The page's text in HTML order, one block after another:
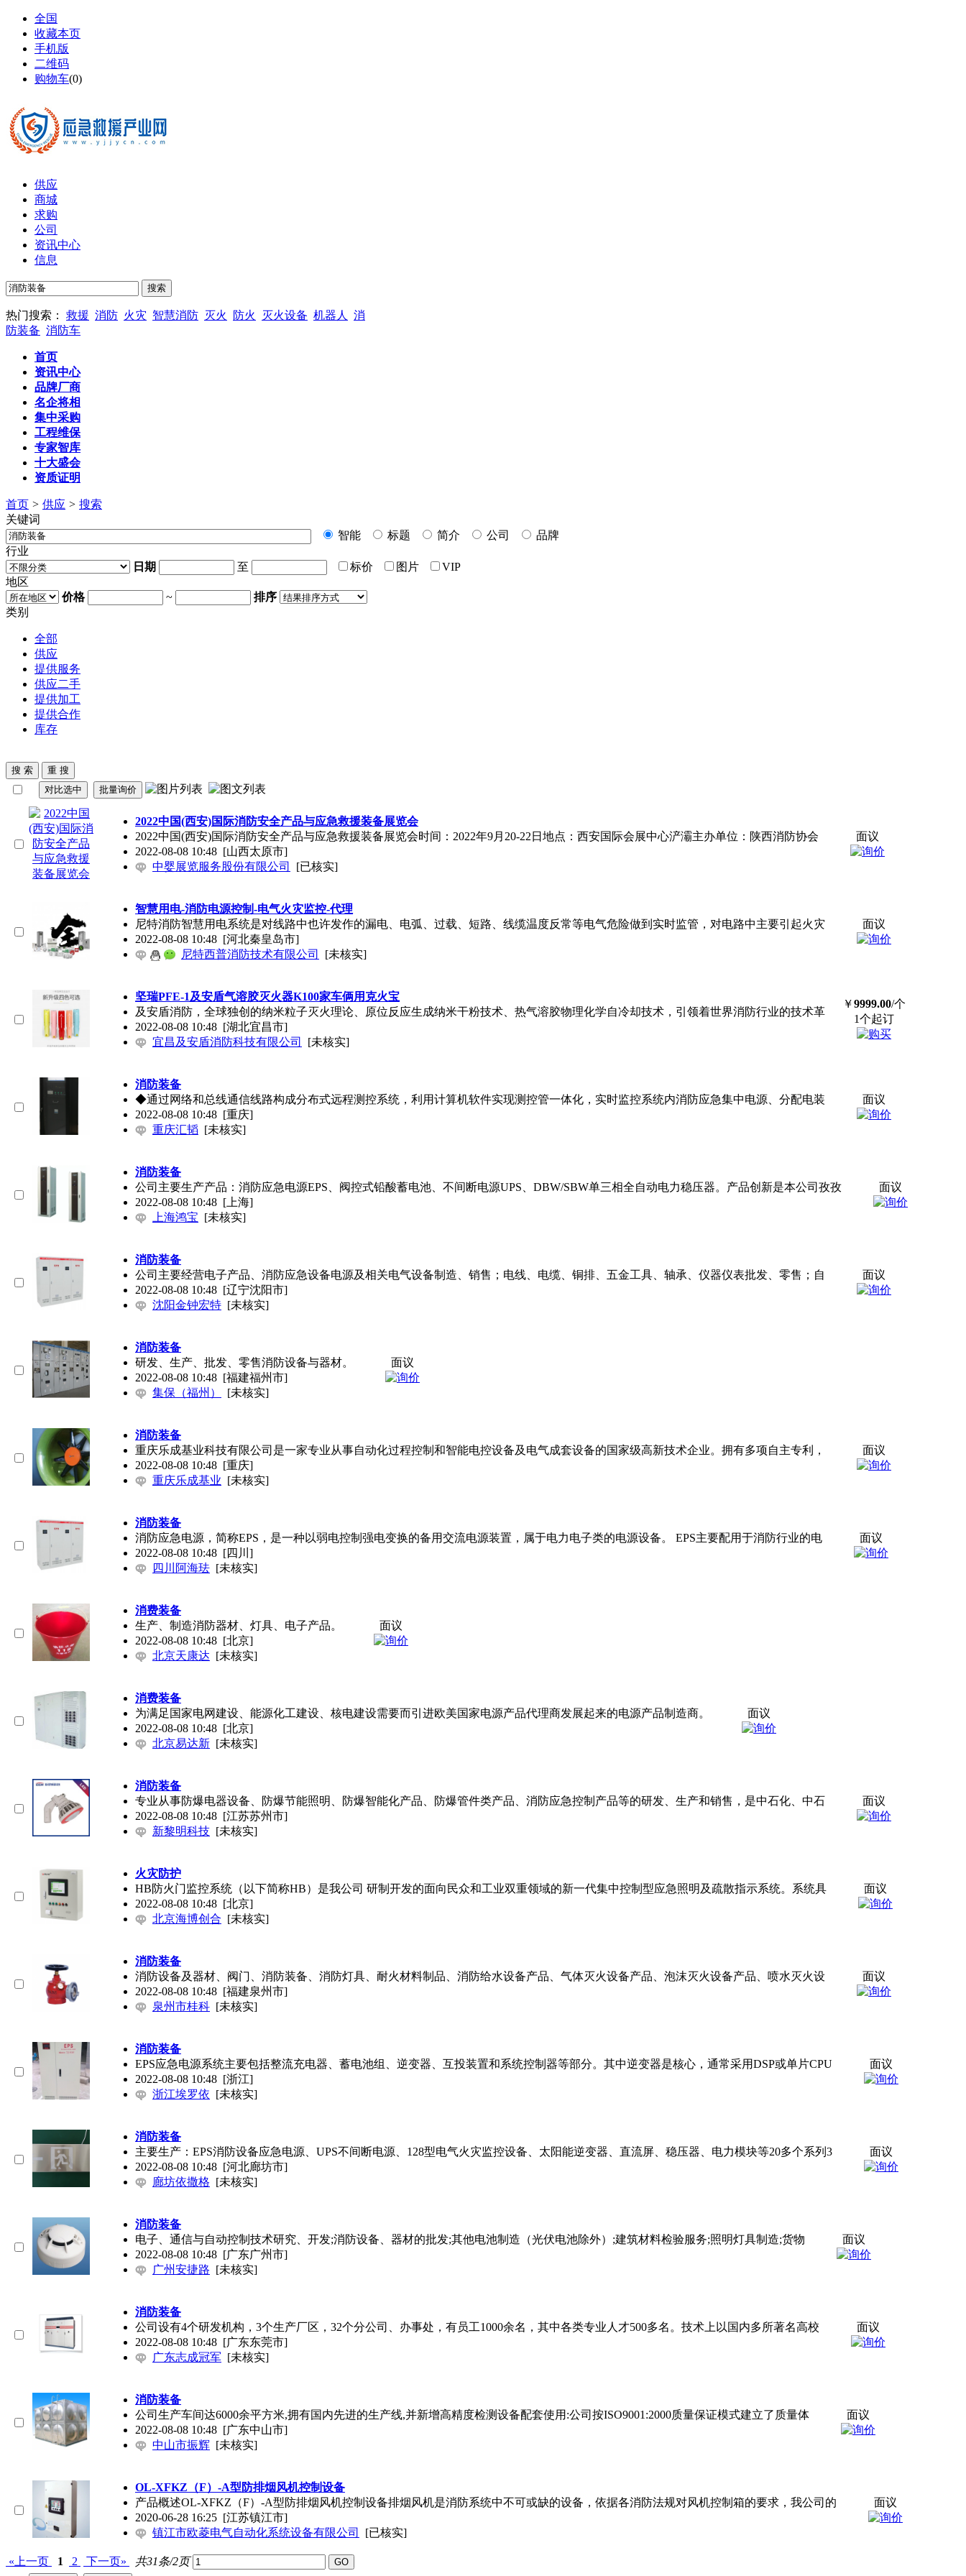
全国
收藏本页
手机版
二维码
购物车(0)
供应
商城
求购
公司
资讯中心
信息
热门搜索： 救援 消防 火灾 智慧消防 灭火 防火 灭火设备 机器人
消
防装备 消防车
首页
资讯中心
品牌厂商
名企将相
集中采购
工程维保
专家智库
十大盛会
资质证明
首页 > 供应 > 搜索
关键词
智能
标题 简介 公司
品牌
行业
日期
至 标价 图片
VIP
地区
价格
~
排序
类别
全部
供应
提供服务
供应二手
提供加工
提供合作
库存
2022中国(西安)国际消防安全产品与应急救援装备展览会
2022中国(西安)国际消防安全产品与应急救援装备展览会时间：2022年9月20-22日地点：西安国际会展中心浐灞主办单位：陕西消防协会
2022-08-08 10:48 [山西太原市]
中婴展览服务股份有限公司
[已核实]
面议
智慧用电-消防电源控制-电气火灾监控-代理
尼特消防智慧用电系统是对线路中也许发作的漏电、电弧、过载、短路、线缆温度反常等电气危险做到实时监管，对电路中主要引起火灾
2022-08-08 10:48 [河北秦皇岛市]
尼特西普消防技术有限公司
[未核实]
面议
坚瑞PFE-1及安盾气溶胶灭火器K100家车俩用克火宝
及安盾消防，全球独创的纳米粒子灭火理论、原位反应生成纳米干粉技术、热气溶胶物理化学自冷却技术，引领着世界消防行业的技术革
2022-08-08 10:48 [湖北宜昌市]
宜昌及安盾消防科技有限公司
[未核实]
￥9999.00/个
1个起订
消防装备
◆通过网络和总线通信线路构成分布式远程测控系统，利用计算机软件实现测控管一体化，实时监控系统内消防应急集中电源、分配电装
2022-08-08 10:48 [重庆]
重庆汇韬 [未核实]
面议
消防装备
公司主要生产产品：消防应急电源EPS、阀控式铅酸蓄电池、不间断电源UPS、DBW/SBW单三相全自动电力稳压器。产品创新是本公司孜孜
2022-08-08 10:48 [上海]
上海鸿宝 [未核实]
面议
消防装备
公司主要经营电子产品、消防应急设备电源及相关电气设备制造、销售；电线、电缆、铜排、五金工具、轴承、仪器仪表批发、零售；自
2022-08-08 10:48 [辽宁沈阳市]
沈阳金钟宏特 [未核实]
面议
消防装备
研发、生产、批发、零售消防设备与器材。
2022-08-08 10:48 [福建福州市]
集保（福州）
[未核实]
面议
消防装备
重庆乐成基业科技有限公司是一家专业从事自动化过程控制和智能电控设备及电气成套设备的国家级高新技术企业。拥有多项自主专利，
2022-08-08 10:48 [重庆]
重庆乐成基业 [未核实]
面议
消防装备
消防应急电源，简称EPS，是一种以弱电控制强电变换的备用交流电源装置，属于电力电子类的电源设备。 EPS主要配用于消防行业的电
2022-08-08 10:48 [四川]
四川阿海珐 [未核实]
面议
消费装备
生产、制造消防器材、灯具、电子产品。
2022-08-08 10:48 [北京]
北京天康达 [未核实]
面议
消费装备
为满足国家电网建设、能源化工建设、核电建设需要而引进欧美国家电源产品代理商发展起来的电源产品制造商。
2022-08-08 10:48 [北京]
北京易达新 [未核实]
面议
消防装备
专业从事防爆电器设备、防爆节能照明、防爆智能化产品、防爆管件类产品、消防应急控制产品等的研发、生产和销售，是中石化、中石
2022-08-08 10:48 [江苏苏州市]
新黎明科技 [未核实]
面议
火灾防护
HB防火门监控系统（以下简称HB）是我公司 研制开发的面向民众和工业双重领域的新一代集中控制型应急照明及疏散指示系统。系统具
2022-08-08 10:48 [北京]
北京海博创合 [未核实]
面议
消防装备
消防设备及器材、阀门、 消防装备 、消防灯具、耐火材料制品、消防给水设备产品、气体灭火设备产品、泡沫灭火设备产品、喷水灭火设
2022-08-08 10:48 [福建泉州市]
泉州市桂科 [未核实]
面议
消防装备
EPS应急电源系统主要包括整流充电器、蓄电池组、逆变器、互投装置和系统控制器等部分。其中逆变器是核心，通常采用DSP或单片CPU
2022-08-08 10:48 [浙江]
浙江埃罗依 [未核实]
面议
消防装备
主要生产：EPS消防设备应急电源、UPS不间断电源、128型电气火灾监控设备、太阳能逆变器、直流屏、稳压器、电力模块等20多个系列3
2022-08-08 10:48 [河北廊坊市]
廊坊依撒格 [未核实]
面议
消防装备
电子、通信与自动控制技术研究、开发;消防设备、器材的批发;其他电池制造（光伏电池除外）;建筑材料检验服务;照明灯具制造;货物
2022-08-08 10:48 [广东广州市]
广州安捷路 [未核实]
面议
消防装备
公司设有4个研发机构，3个生产厂区，32个分公司、办事处，有员工1000余名，其中各类专业人才500多名。技术上以国内多所著名高校
2022-08-08 10:48 [广东东莞市]
广东志成冠军 [未核实]
面议
消防装备
公司生产车间达6000余平方米,拥有国内先进的生产线,并新增高精度检测设备配套使用:公司按ISO9001:2000质量保证模式建立了质量体
2022-08-08 10:48 [广东中山市]
中山市振辉 [未核实]
面议
OL-XFKZ（F）-A型防排烟风机控制设备
产品概述OL-XFKZ（F）-A型防排烟风机控制设备排烟风机是消防系统中不可或缺的设备，依据各消防法规对风机控制箱的要求，我公司的
2020-06-28 16:25 [江苏镇江市]
镇江市欧菱电气自动化系统设备有限公司
[已核实]
面议
«上一页 1 2 下一页» 共31条/2页